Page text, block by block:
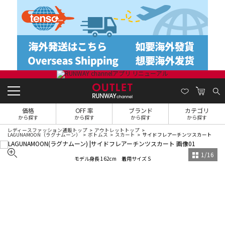
価格
から探す
OFF 率
から探す
ブランド
から探す
カテゴリ
から探す
レディースファッション通販トップ アウトレットトップ
LAGUNAMOON（ラグナムーン） ボトムス スカート サイドフレアーチンツスカート
モデル身長 162cm 着用サイズ S 1 /16